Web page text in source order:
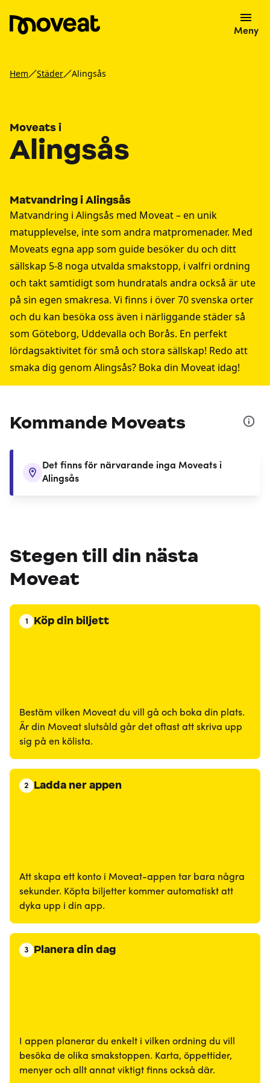
Meny
Hem Städer Alingsås
Moveats i
Alingsås
Matvandring i Alingsås
Matvandring i Alingsås med Moveat – en unik
matupplevelse, inte som andra matpromenader. Med
Moveats egna app som guide besöker du och ditt
sällskap 5-8 noga utvalda smakstopp, i valfri ordning
och takt samtidigt som hundratals andra också är ute
på sin egen smakresa. Vi finns i över 70 svenska orter
och du kan besöka oss även i närliggande städer så
som Göteborg, Uddevalla och Borås. En perfekt
lördagsaktivitet för små och stora sällskap! Redo att
smaka dig genom Alingsås? Boka din Moveat idag!
Kommande Moveats
Det finns för närvarande inga Moveats i
Alingsås
Stegen till din nästa
Moveat
1 Köp din biljett
Bestäm vilken Moveat du vill gå och boka din plats.
Är din Moveat slutsåld går det oftast att skriva upp
sig på en kölista.
2 Ladda ner appen
Att skapa ett konto i Moveat-appen tar bara några
sekunder. Köpta biljetter kommer automatiskt att
dyka upp i din app.
3 Planera din dag
I appen planerar du enkelt i vilken ordning du vill
besöka de olika smakstoppen. Karta, öppettider,
menyer och allt annat viktigt finns också där.